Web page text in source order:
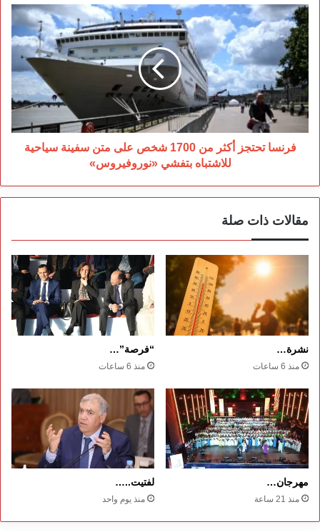
فرنسا
تحتجز
أكثر
من
1700
شخص
على
متن
سفينة
سياحية
للاشتباه
«نوروفيروس»
فرنسا تحتجز أكثر من 1700 شخص على متن سفينة سياحية
للاشتباه بتفشي «نوروفيروس»
مقالات ذات صلة
نشرة…
منذ 6 ساعات
“فرصة”…
منذ 6 ساعات
مهرجان…
منذ 21 ساعة
لفتيت..…
منذ يوم واحد